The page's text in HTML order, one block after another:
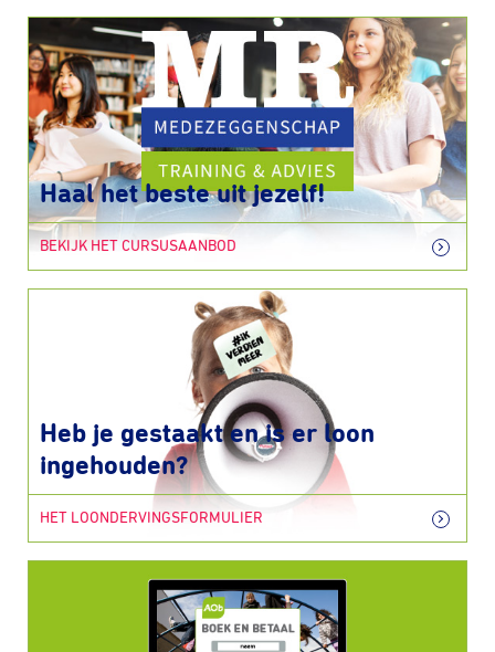
Haal het beste uit jezelf!
BEKIJK HET CURSUSAANBOD
Heb je gestaakt en is er loon
ingehouden?
HET LOONDERVINGSFORMULIER